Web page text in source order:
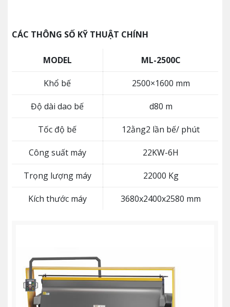
CÁC THÔNG SỐ KỸ THUẬT CHÍNH
MODEL ML-2500C
Khổ bế 2500×1600 mm
Độ dài dao bế d80 m
Tốc độ bế 12ằng2 lần bế/ phút
Công suất máy 22KW-6H
Trọng lượng máy 22000 Kg
Kích thước máy 3680x2400x2580 mm